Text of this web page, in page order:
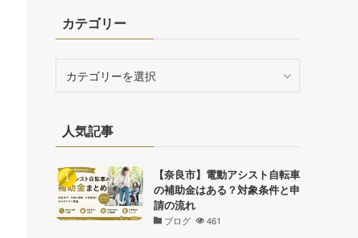
カテゴリー
ー人気記事
【奈良市】電動アシスト自転車
の補助金はある？対象条件と申
請の流れ
ブログ 461